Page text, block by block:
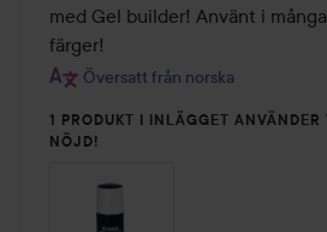
med Gel builder! Använt i
färger!
Översatt från norska
1 PRODUKT I INLÄGGET ANVÄNDER
NÖJD!